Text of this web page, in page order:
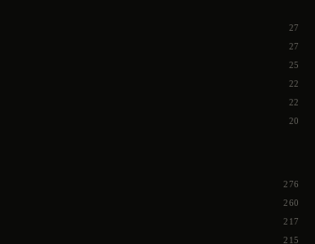
27
27
25
22
22
20
276
260
217
215